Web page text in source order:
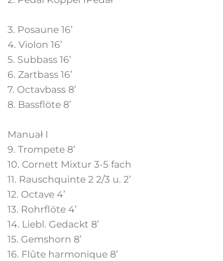
3. Posaune 16’
4. Violon 16’
5. Subbass 16’
6. Zartbass 16’
7. Octavbass 8’
8. Bassflöte 8’
Manuał I
9. Trompete 8’
10. Cornett Mixtur 3-5 fach
11. Rauschquinte 2 2/3 u. 2’
12. Octave 4’
13. Rohrflöte 4’
14. Liebl. Gedackt 8’
15. Gemshorn 8’
16. Flûte harmonique 8’